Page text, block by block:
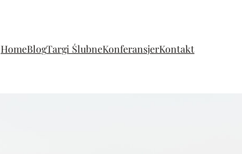
HomeBlogTargi ŚlubneKonferansjerKontakt